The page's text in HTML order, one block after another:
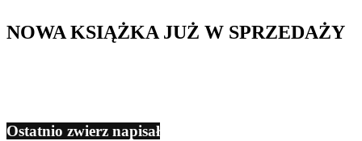
NOWA KSIĄŻKA JUŻ W SPRZEDAŻY
Ostatnio zwierz napisał